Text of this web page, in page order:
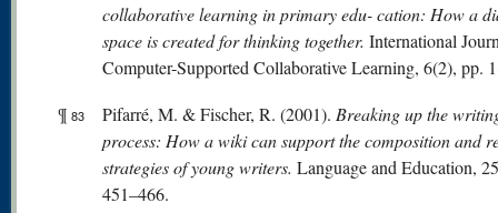
collaborative learning in primary edu- cation: How a
space is created for thinking together. International
Computer-Supported Collaborative Learning, 6(2), pp.
¶ 83 Pifarré, M. & Fischer, R. (2001). Breaking up the
process: How a wiki can support the composition and
strategies of young writers. Language and Education,
451–466.